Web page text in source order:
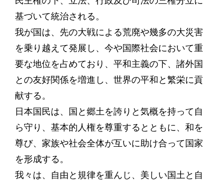
基づいて統治される。
我が国は、先の大戦による荒廃や幾多の大災害
を乗り越えて発展し、今や国際社会において重
要な地位を占めており、平和主義の下、諸外国
との友好関係を増進し、世界の平和と繁栄に貢
献する。
日本国民は、国と郷土を誇りと気概を持って自
ら守り、基本的人権を尊重するとともに、和を
尊び、家族や社会全体が互いに助け合って国家
を形成する。
我々は、自由と規律を重んじ、美しい国土と自